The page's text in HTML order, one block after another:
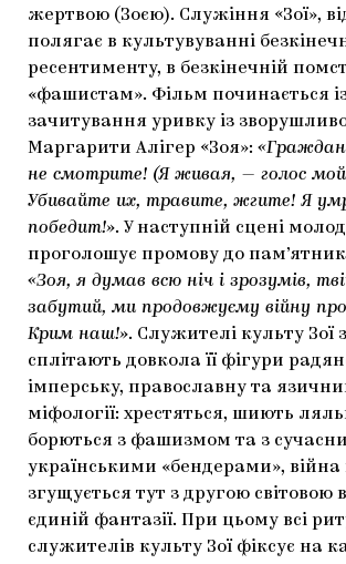
жертвою (Зоєю). Служіння «Зої»,
полягає в культувуванні
ресентименту, в безкінечній
«фашистам». Фільм починається
зачитування уривку із
Маргарити Алігер «Зоя»:
не смотрите! (Я живая, — голос мой
Убивайте их, травите, жгите! Я
победит!». У наступній сцені
проголошує промову до
«Зоя, я думав всю ніч і зрозумів,
забутий, ми продовжуєму війну
Крим наш!». Служителі культу Зої
сплітають довкола її фігури
імперську, православну та
міфології: хрестяться, шиють
борються з фашизмом та з
українськими «бендерами», війна
згущується тут з другою світовою
єдиній фантазії. При цьому всі
служителів культу Зої фіксує на